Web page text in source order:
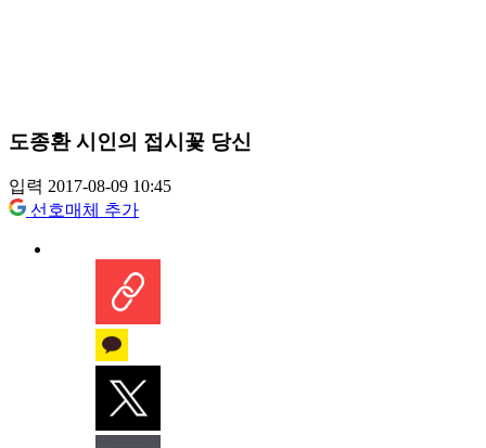
도종환 시인의 접시꽃 당신
입력 2017-08-09 10:45
선호매체 추가